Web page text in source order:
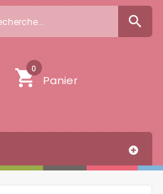
search
shopping_cart Panier
0